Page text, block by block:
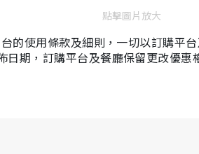
點擊圖片放大
的使用條款及細則，一切以訂購平
日期，訂購平台及餐廳保留更改優